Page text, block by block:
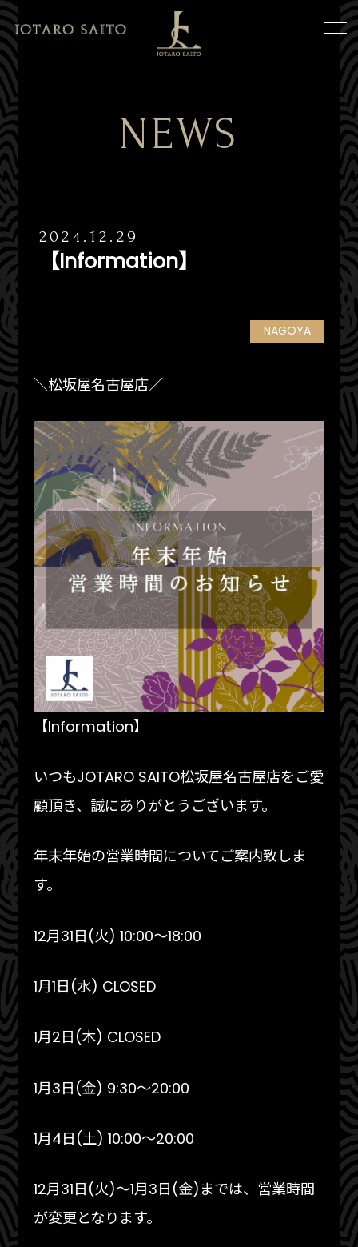
NEWS
2024.12.29
【Information】
NAGOYA
＼松坂屋名古屋店／
【Information】
いつもJOTARO SAITO松坂屋名古屋店をご愛
顧頂き、誠にありがとうございます。
年末年始の営業時間についてご案内致しま
す。
12月31日(火) 10:00〜18:00
1月1日(水) CLOSED
1月2日(木) CLOSED
1月3日(金) 9:30〜20:00
1月4日(土) 10:00〜20:00
12月31日(火)〜1月3日(金)までは、営業時間
が変更となります。